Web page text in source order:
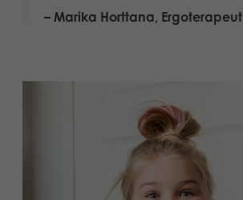
– Marika Horttana, Ergoterapeut